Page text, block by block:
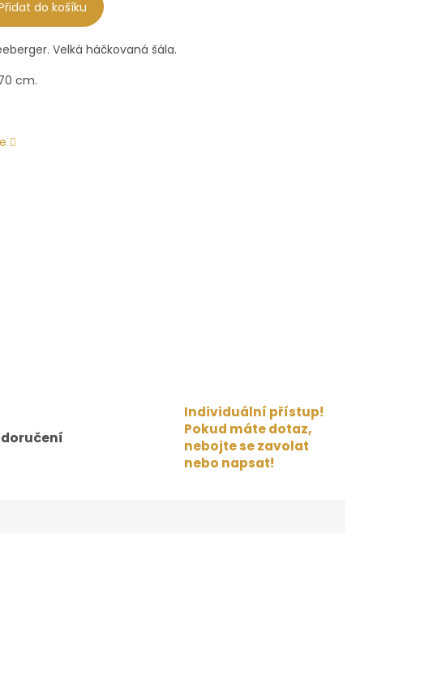
do košíku
Velká háčkovaná šála.
cm.
doručení
Individuální přístup!
Pokud máte dotaz,
nebojte se zavolat
nebo napsat!